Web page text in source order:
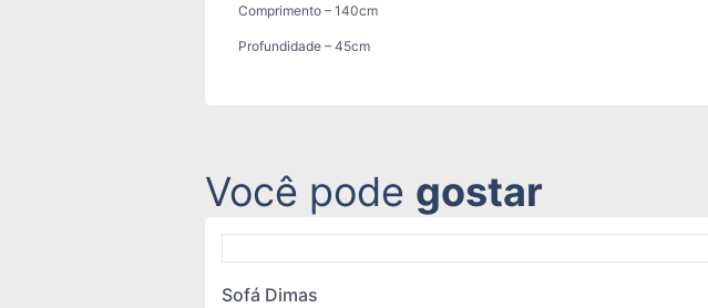
Comprimento – 140cm
Profundidade – 45cm
Você pode gostar
Sofá Dimas